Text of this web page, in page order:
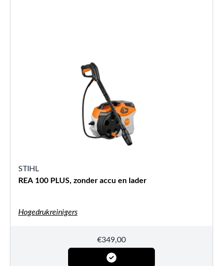
STIHL
REA 100 PLUS, zonder accu en lader
Hogedrukreinigers
€349,00